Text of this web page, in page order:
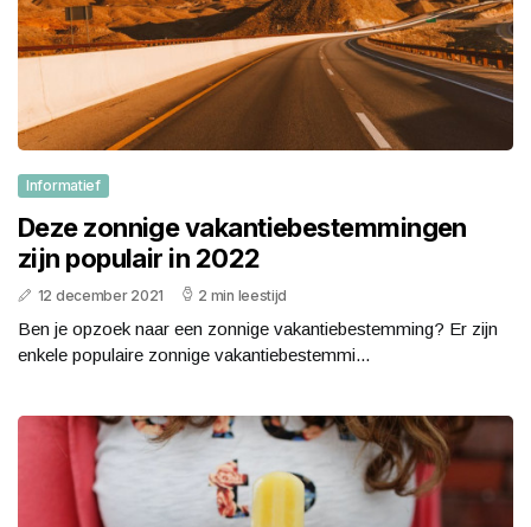
Informatief
Deze zonnige vakantiebestemmingen
zijn populair in 2022
12 december 2021 2 min leestijd
Ben je opzoek naar een zonnige vakantiebestemming? Er zijn
enkele populaire zonnige vakantiebestemmi...